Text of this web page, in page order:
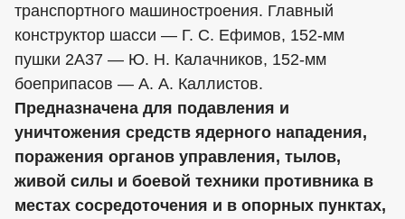
транспортного машиностроения. Главный
конструктор шасси — Г. С. Ефимов, 152-мм
пушки 2А37 — Ю. Н. Калачников, 152-мм
боеприпасов — А. А. Каллистов.
Предназначена для подавления и
уничтожения средств ядерного нападения,
поражения органов управления, тылов,
живой силы и боевой техники противника в
местах сосредоточения и в опорных пунктах,